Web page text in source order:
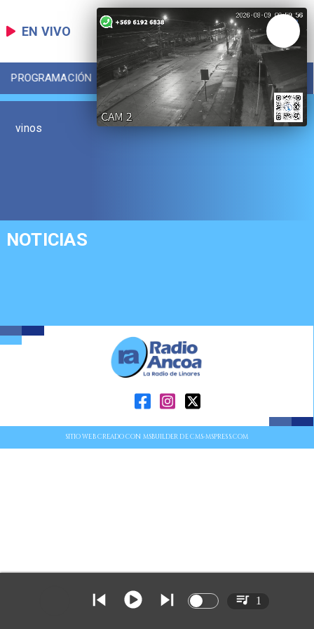
EN VIVO
PROGRAMACIÓN LOCAL DEPORTES
vinos
NOTICIAS
SITIO WEB CREADO CON MSBUILDER DE CMS-MSPRESS.COM
1